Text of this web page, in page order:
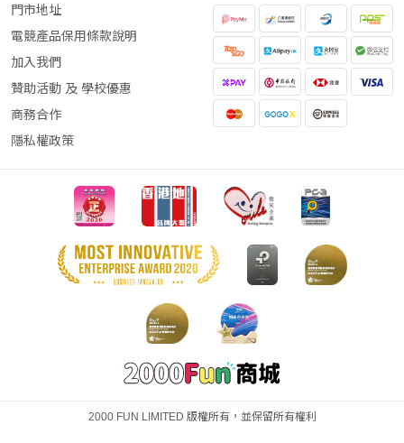
門市地址
電競產品保用條款說明
加入我們
贊助活動 及 學校優惠
商務合作
隱私權政策
2000 FUN LIMITED 版權所有，並保留所有權利